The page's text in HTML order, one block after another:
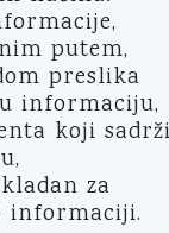
putem,
preslika
informaciju,
koji
za
informaciji.